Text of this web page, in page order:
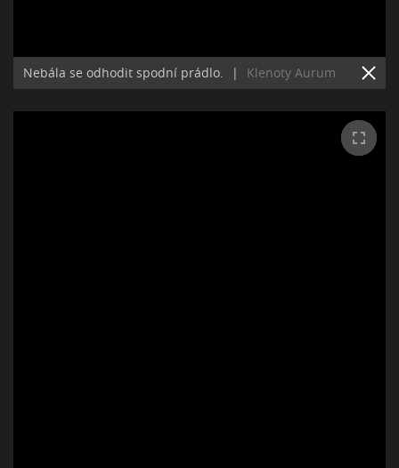
Nebála se odhodit spodní prádlo. | Klenoty Aurum